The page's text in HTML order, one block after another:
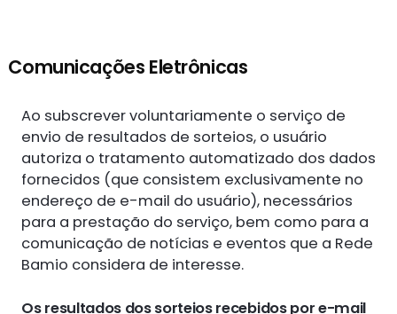
Comunicações Eletrônicas
Ao subscrever voluntariamente o serviço de
envio de resultados de sorteios, o usuário
autoriza o tratamento automatizado dos dados
fornecidos (que consistem exclusivamente no
endereço de e-mail do usuário), necessários
para a prestação do serviço, bem como para a
comunicação de notícias e eventos que a Rede
Bamio considera de interesse.
Os resultados dos sorteios recebidos por e-mail